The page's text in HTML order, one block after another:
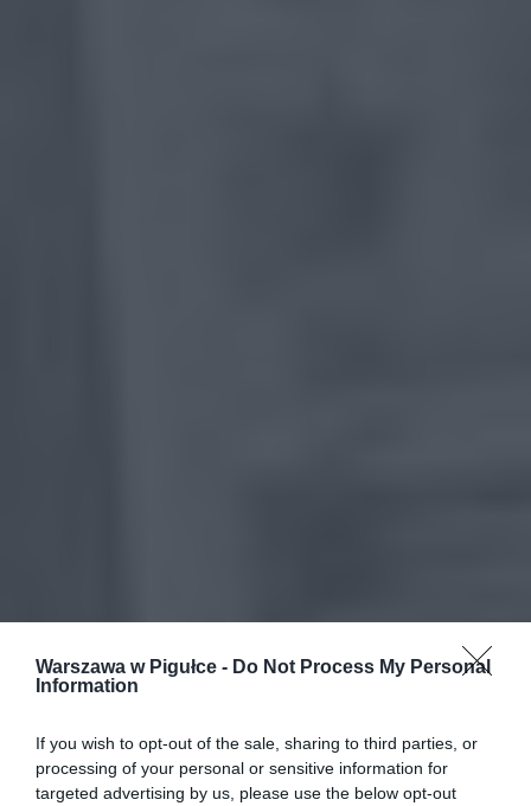
Warszawa w Pigułce - Do Not Process My Personal
Information
If you wish to opt-out of the sale, sharing to third parties, or
processing of your personal or sensitive information for
targeted advertising by us, please use the below opt-out